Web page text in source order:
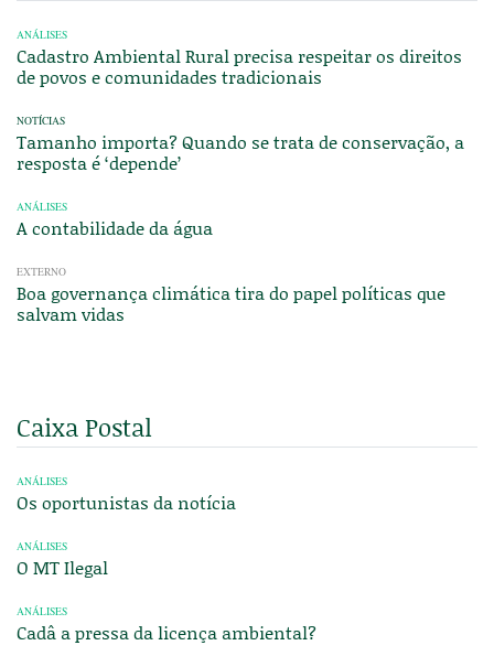
ANÁLISES
Cadastro Ambiental Rural precisa respeitar os direitos
de povos e comunidades tradicionais
NOTÍCIAS
Tamanho importa? Quando se trata de conservação, a
resposta é ‘depende’
ANÁLISES
A contabilidade da água
EXTERNO
Boa governança climática tira do papel políticas que
salvam vidas
Caixa Postal
ANÁLISES
Os oportunistas da notícia
ANÁLISES
O MT Ilegal
ANÁLISES
Cadâ a pressa da licença ambiental?